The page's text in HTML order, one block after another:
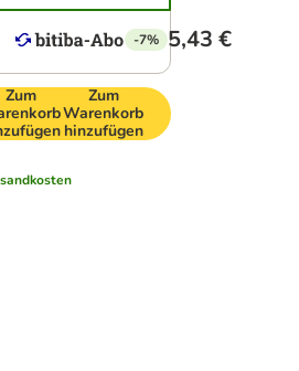
-7% 5,43 €
Zum
Zum
Warenkorb
hinzufügen